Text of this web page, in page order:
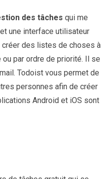
des tâches qui me
une interface utilisateur
des listes de choses à
par ordre de priorité. Il se
Todoist vous permet de
personnes afin de créer
Android et iOS sont